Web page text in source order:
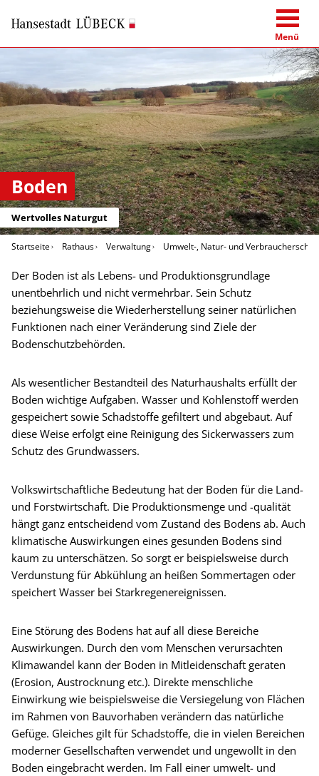
Menü
Boden
Wertvolles Naturgut
Startseite Rathaus Verwaltung Umwelt-, Natur- und
Der Boden ist als Lebens- und Produktionsgrundlage
unentbehrlich und nicht vermehrbar. Sein Schutz
beziehungsweise die Wiederherstellung seiner natürlichen
Funktionen nach einer Veränderung sind Ziele der
Bodenschutzbehörden.
Als wesentlicher Bestandteil des Naturhaushalts erfüllt der
Boden wichtige Aufgaben. Wasser und Kohlenstoff werden
gespeichert sowie Schadstoffe gefiltert und abgebaut. Auf
diese Weise erfolgt eine Reinigung des Sickerwassers zum
Schutz des Grundwassers.
Volkswirtschaftliche Bedeutung hat der Boden für die Land-
und Forstwirtschaft. Die Produktionsmenge und -qualität
hängt ganz entscheidend vom Zustand des Bodens ab. Auch
klimatische Auswirkungen eines gesunden Bodens sind
kaum zu unterschätzen. So sorgt er beispielsweise durch
Verdunstung für Abkühlung an heißen Sommertagen oder
speichert Wasser bei Starkregenereignissen.
Eine Störung des Bodens hat auf all diese Bereiche
Auswirkungen. Durch den vom Menschen verursachten
Klimawandel kann der Boden in Mitleidenschaft geraten
(Erosion, Austrocknung etc.). Direkte menschliche
Einwirkung wie beispielsweise die Versiegelung von Flächen
im Rahmen von Bauvorhaben verändern das natürliche
Gefüge. Gleiches gilt für Schadstoffe, die in vielen Bereichen
moderner Gesellschaften verwendet und ungewollt in den
Boden eingebracht werden. Im Fall einer umwelt- und